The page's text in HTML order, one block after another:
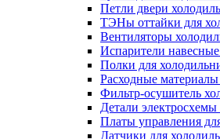
Петли двери
ТЭНы оттайки для
Вентиляторы
Испарители
Полки для
Расходные
Фильтр-осушитель
Детали
Платы управления
Датчики для